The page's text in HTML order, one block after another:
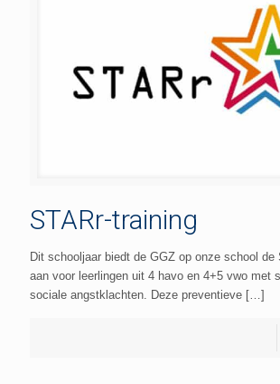
STARr-training
Dit schooljaar biedt de GGZ op onze school de
aan voor leerlingen uit 4 havo en 4+5 vwo met
sociale angstklachten. Deze preventieve […]